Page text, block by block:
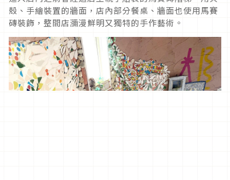
殼、手繪裝置的牆面，店內部分餐桌、牆面也使用馬賽
磚裝飾，整間店瀰漫鮮明又獨特的手作藝術。